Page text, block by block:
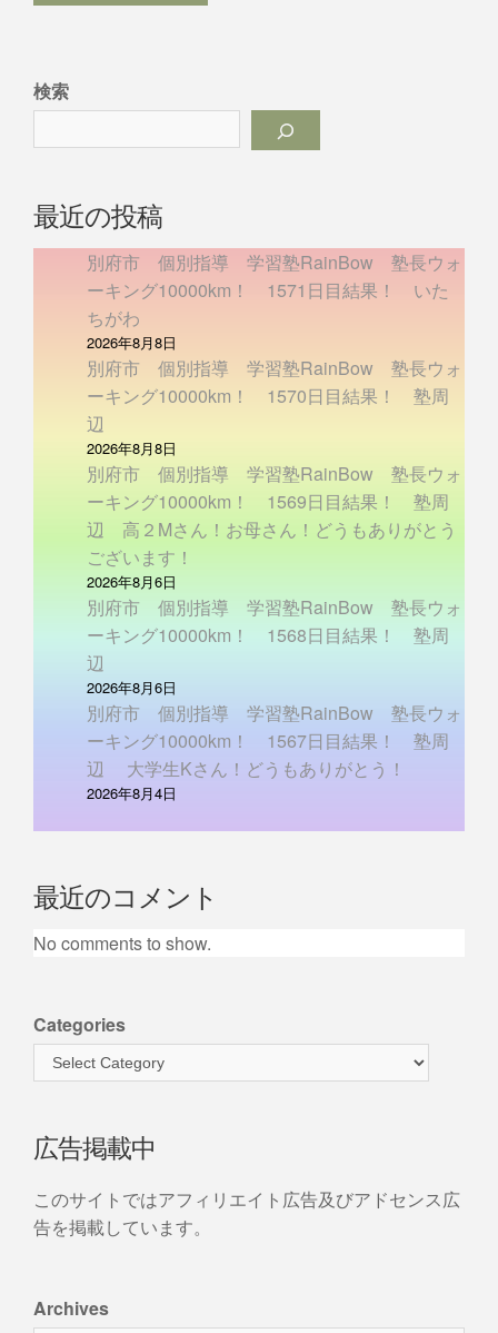
検索
最近の投稿
別府市 個別指導 学習塾RainBow 塾長ウォ
ーキング10000km！ 1571日目結果！ いた
ちがわ
2026年8月8日
別府市 個別指導 学習塾RainBow 塾長ウォ
ーキング10000km！ 1570日目結果！ 塾周
辺
2026年8月8日
別府市 個別指導 学習塾RainBow 塾長ウォ
ーキング10000km！ 1569日目結果！ 塾周
辺 高２Mさん！お母さん！どうもありがとう
ございます！
2026年8月6日
別府市 個別指導 学習塾RainBow 塾長ウォ
ーキング10000km！ 1568日目結果！ 塾周
辺
2026年8月6日
別府市 個別指導 学習塾RainBow 塾長ウォ
ーキング10000km！ 1567日目結果！ 塾周
辺 大学生Kさん！どうもありがとう！
2026年8月4日
最近のコメント
No comments to show.
Categories
広告掲載中
このサイトではアフィリエイト広告及びアドセンス広
告を掲載しています。
Archives